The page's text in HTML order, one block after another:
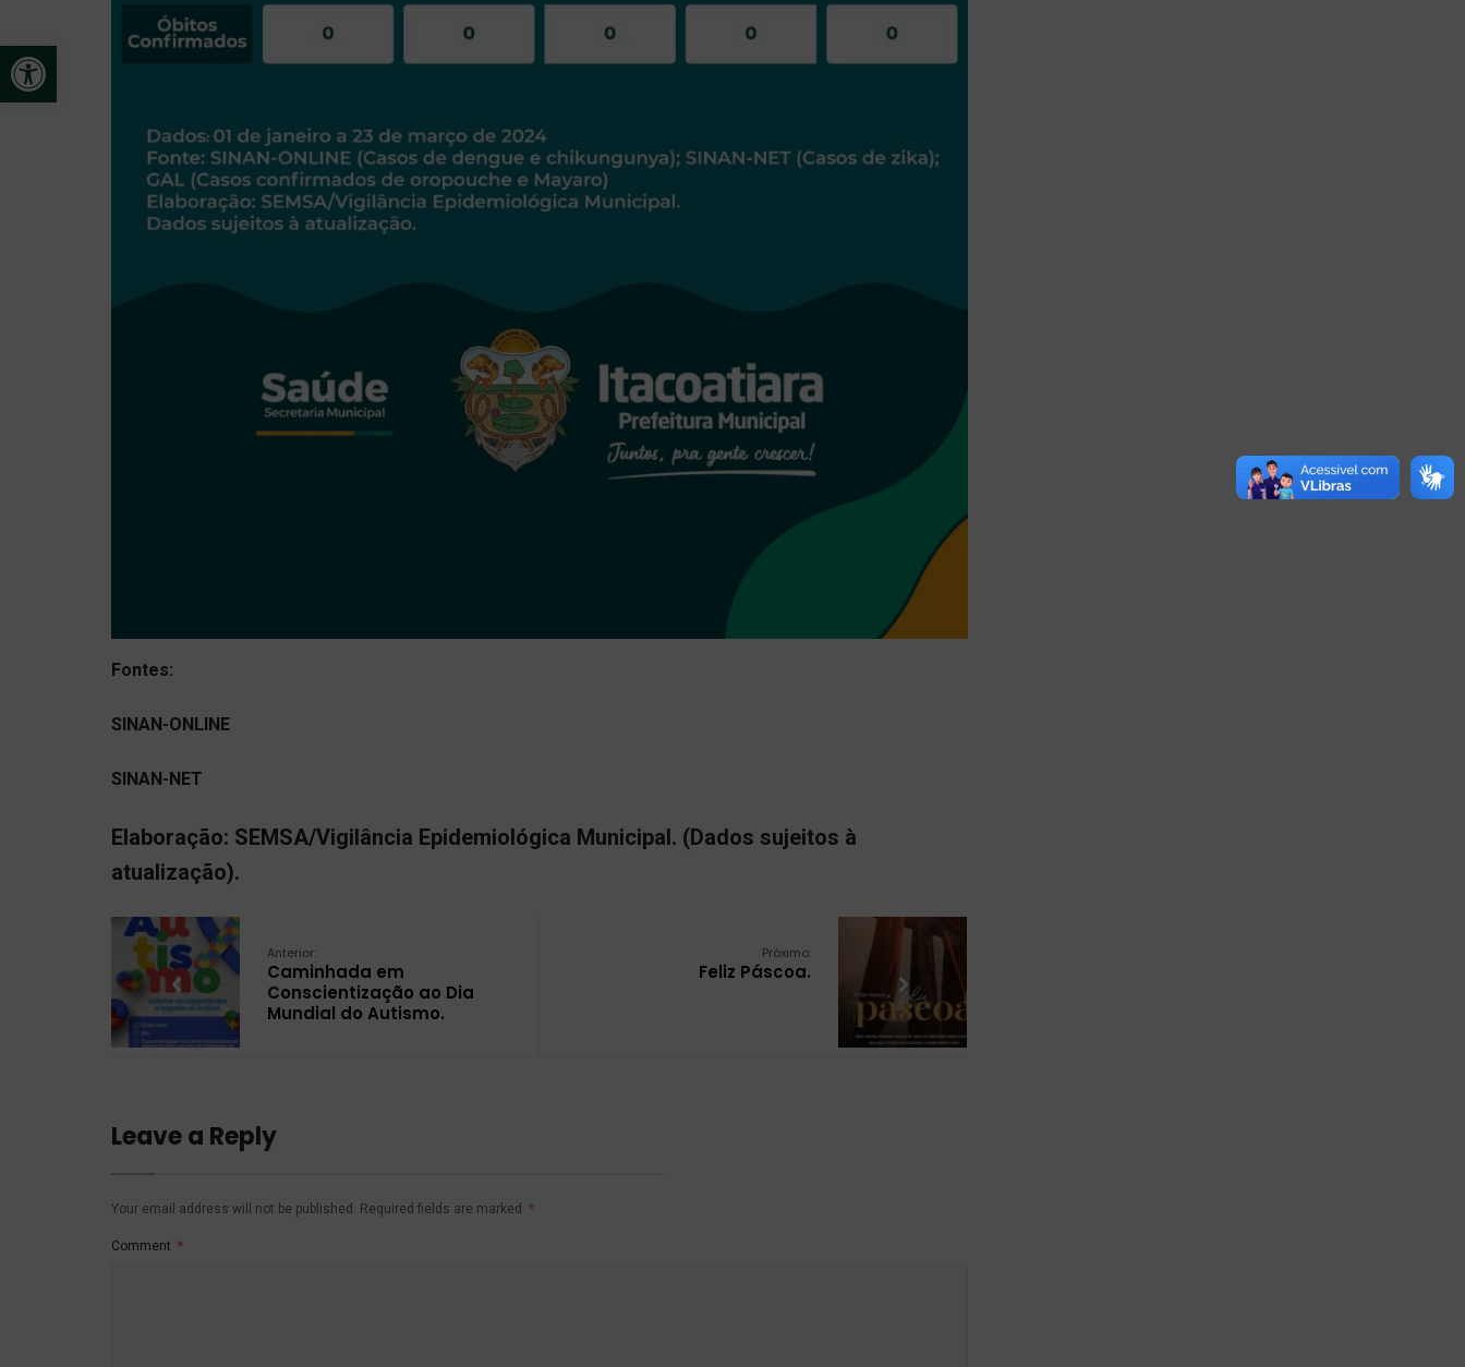
Open toolbar
Fontes:
SINAN-ONLINE
SINAN-NET
Elaboração: SEMSA/Vigilância Epidemiológica Municipal. (Dados sujeitos à
atualização).
Anterior:
Caminhada em
Conscientização ao Dia
Mundial do Autismo.
Próximo:
Feliz Páscoa.
Leave a Reply
Your email address will not be published. Required fields are marked *
Comment *